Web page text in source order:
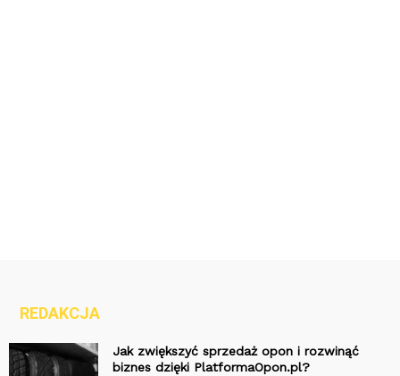
REDAKCJA
Jak zwiększyć sprzedaż opon i rozwinąć
biznes dzięki PlatformaOpon.pl?